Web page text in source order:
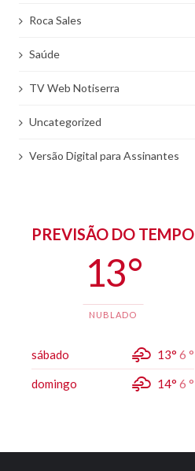
Roca Sales
Saúde
TV Web Notiserra
Uncategorized
Versão Digital para Assinantes
PREVISÃO DO TEMPO
13 °
NUBLADO
sábado 13° 6 °
domingo 14° 6 °